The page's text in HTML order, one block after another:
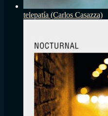
telepatía (Carlos Casazza)